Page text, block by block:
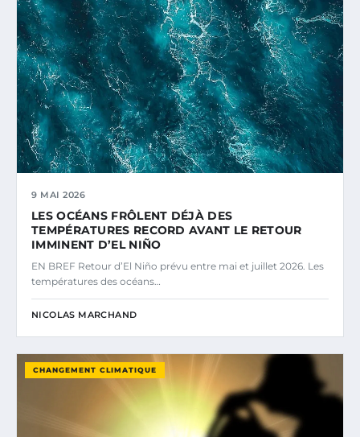
9 MAI 2026
LES OCÉANS FRÔLENT DÉJÀ DES
TEMPÉRATURES RECORD AVANT LE RETOUR
IMMINENT D’EL NIÑO
EN BREF Retour d’El Niño prévu entre mai et juillet 2026. Les
températures des océans…
NICOLAS MARCHAND
CHANGEMENT CLIMATIQUE